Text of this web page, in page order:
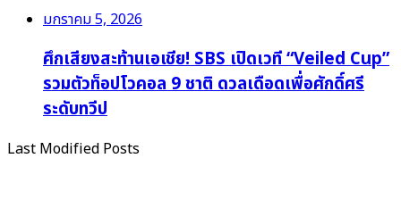
มกราคม 5, 2026
ศึกเสียงสะท้านเอเชีย! SBS เปิดเวที “Veiled Cup”
รวมตัวท็อปโวคอล 9 ชาติ ดวลเดือดเพื่อศักดิ์ศรี
ระดับทวีป
Last Modified Posts